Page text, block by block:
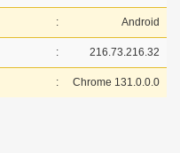
: Android
: 216.73.216.32
: Chrome 131.0.0.0